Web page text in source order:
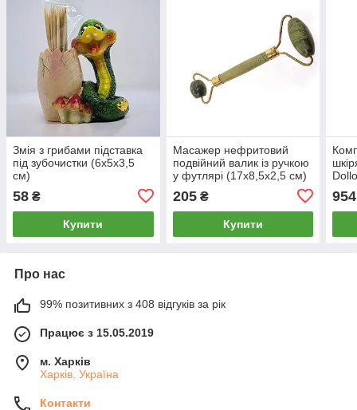
Змія з грибами підставка
під зубочистки (6х5х3,5
см)
58 ₴
Купити
Масажер нефритовий
подвійний валик із ручкою
у футлярі (17х8,5х2,5 см)
205₴
Купити
954
Про нас
99% позитивних з 408 відгуків за рік
Працює з 15.05.2019
м. Харків
Харків, Україна
Контакти